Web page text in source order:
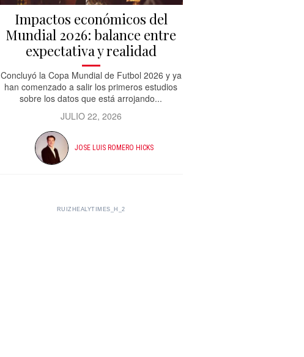
Impactos económicos del
Mundial 2026: balance entre
expectativa y realidad
Concluyó la Copa Mundial de Futbol 2026 y ya
han comenzado a salir los primeros estudios
sobre los datos que está arrojando...
JULIO 22, 2026
JOSE LUIS ROMERO HICKS
RUIZHEALYTIMES_H_2